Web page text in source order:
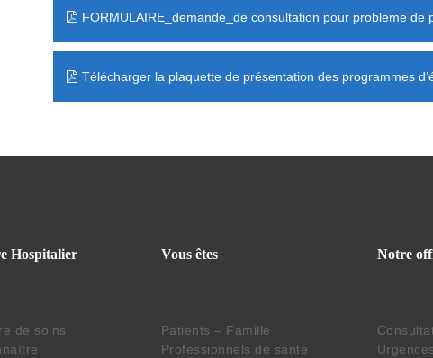
FORMULAIRE_demande_de consultation pour probleme de
Télécharger la plaquette de présentation des programmes
Hospitalier
de soins
Vous êtes
Patients – Famille
Professionnels de santé
Notre
Urgences